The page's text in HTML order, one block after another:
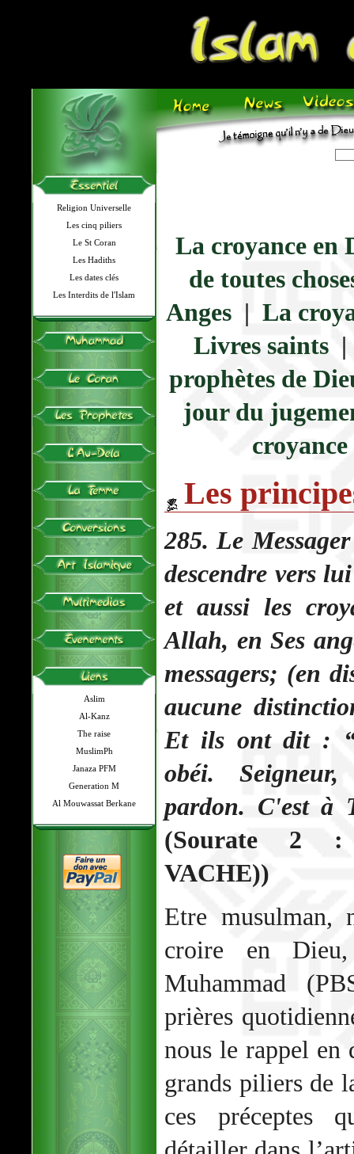
Religion Universelle
Les cinq piliers
Le St Coran
Les Hadiths
Les dates clés
Les Interdits de l'Islam
Aslim
Al-Kanz
The raise
MuslimPh
Janaza PFM
Generation M
Al Mouwassat Berkane
La croyance en
de toutes
Anges| La
Livres saints
prophètes de
jour du
Les
285. Le
descendre vers
et aussi les
Allah, en Ses
messagers; (en
aucune
Et ils ont dit :
obéi.
pardon. C'est à
(Sourate 2 :
VACHE))
Etre musulman,
croire en
Muhammad
prières
nous le rappel en
grands piliers de
ces préceptes